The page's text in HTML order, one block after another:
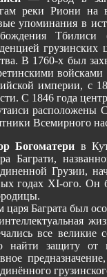
реки Риони
упоминания в
В 1760-х был
империи, с
С 1846 года
расположены
Всемирного
Богоматери в
Баграти,
Грузии,
годах XI-ого. Он
царя Баграта был
все
найти защиту от